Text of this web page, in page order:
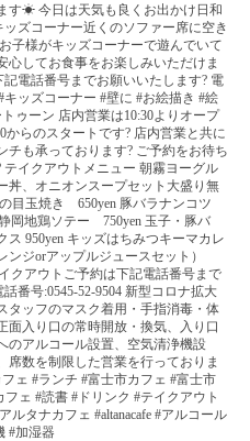
す☀ 今日は天気も良くお出かけ日和
ッズコーナー近くのソファー席に空き
子様がキッズコーナーで遊んでいて
心してお食事をお楽しみいただけま
記電話番号までお願いいたします? 電
キッズコーナー #壁に #お絵描き #絵
ゥーン 店内営業は10:30よりオープ
からのスタートです? 店内営業と共に
チも承っております? ご予約をお待ち
テイクアウトメニュー 朝霧ヨーグル
丼、オニオンスープセット大盛り無
目玉焼き 650yen 豚バラナンコツ
岡地鶏ソテー 750yen 玉子・豚バ
ス 950yen キッズはちみつキーマカレ
ンジorアップルジュースセット）
クアウトご予約は下記電話番号まで
番号:0545-52-9504 新型コロナ拡大
タッフのマスク着用・手指消毒・体
面入り口の常時開放・換気、入り口
のアルコール設置、空気清浄機設
席数を制限した営業を行っておりま
ェ #ランチ #富士市カフェ #富士市
フェ #読書 #ドリンク #テイクアウト
ルタナカフェ #altanacafe #アルコール
#加湿器